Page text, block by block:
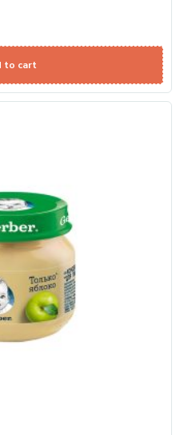
to cart